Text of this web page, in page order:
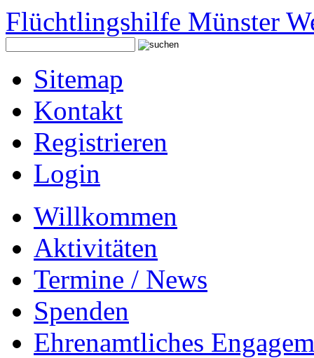
Flüchtlingshilfe Münster
Sitemap
Kontakt
Registrieren
Login
Willkommen
Aktivitäten
Termine / News
Spenden
Ehrenamtliches